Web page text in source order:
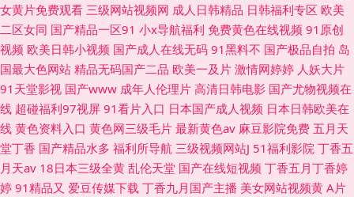
女黄片免费观看 三级网站视频网 成人日韩精品 日韩福利专区 欧美
二区女同 国产精品一区91 小x导航福利 免费黄色在线视频 91原创
视频 欧美日韩小视频 国产成人在线无码 91黑料不 国产极品自拍 岛
国最大色网站 精品无码国产二品 欧美一及片 激情网婷婷 人妖大片
91天堂影视 国产www 成年人伦理片 高清日韩电影 国产尤物视频在
线 超碰福利97视屏 91看片入口 日本国产成人视频 日本日韩欧美在
线 黄色资料入口 黄色网三级毛片 最新黄色av 麻豆影院免费 五月天
堂丁香 国产精品水多 福利所导航 三级视频网站J 51福利影院 丁香五
月天av 18日本三级全黄 乱伦天堂 国产在线短视频 丁香五月丁香婷
婷 91精品又 爱豆传媒下载 丁香九月国产主播 美女网站视频黄 A片